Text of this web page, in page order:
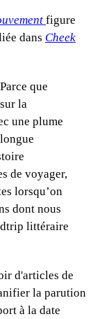
figure
dans Cheek
Parce que
la
une plume
de voyager,
lorsqu’on
dont nous
littéraire
d'articles de
la parution
à la date